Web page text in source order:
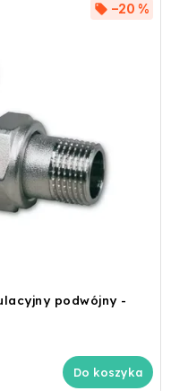
podwójny -
–20 %
Do koszyka